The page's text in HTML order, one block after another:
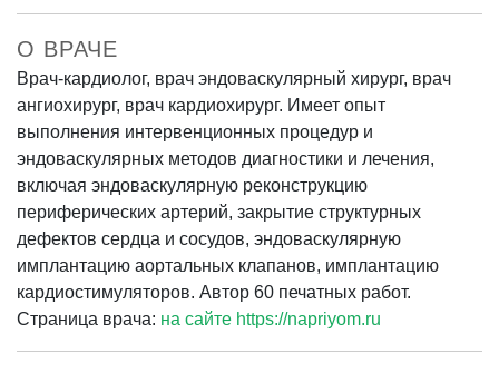
О ВРАЧЕ
Врач-кардиолог, врач эндоваскулярный хирург, врач
ангиохирург, врач кардиохирург. Имеет опыт
выполнения интервенционных процедур и
эндоваскулярных методов диагностики и лечения,
включая эндоваскулярную реконструкцию
периферических артерий, закрытие структурных
дефектов сердца и сосудов, эндоваскулярную
имплантацию аортальных клапанов, имплантацию
кардиостимуляторов. Автор 60 печатных работ.
Страница врача: на сайте https://napriyom.ru